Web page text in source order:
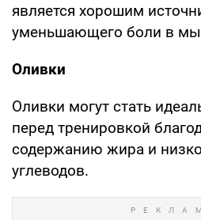
является хорошим
уменьшающего боли в
Оливки
Оливки могут стать
перед тренировкой
содержанию жира и
углеводов.